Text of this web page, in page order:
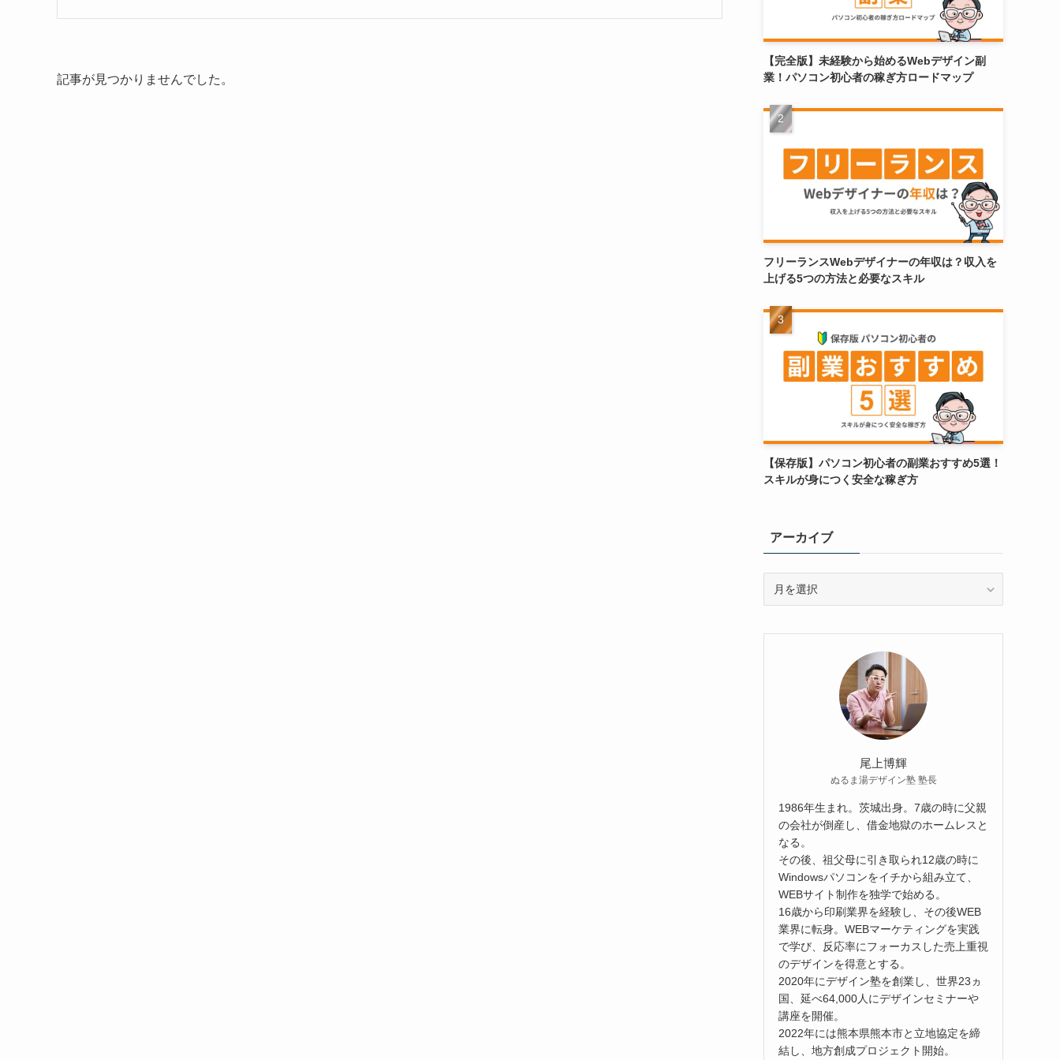
記事が見つかりませんでした。
【完全版】未経験から始めるWebデザイン副
業！パソコン初心者の稼ぎ方ロードマップ
フリーランスWebデザイナーの年収は？収入を
上げる5つの方法と必要なスキル
【保存版】パソコン初心者の副業おすすめ5選！
スキルが身につく安全な稼ぎ方
アーカイブ
イ
尾上博輝
ぬるま湯デザイン塾 塾長
1986年生まれ。茨城出身。7歳の時に父親
の会社が倒産し、借金地獄のホームレスと
なる。
その後、祖父母に引き取られ12歳の時に
Windowsパソコンをイチから組み立て、
WEBサイト制作を独学で始める。
16歳から印刷業界を経験し、その後WEB
業界に転身。WEBマーケティングを実践
で学び、反応率にフォーカスした売上重視
のデザインを得意とする。
2020年にデザイン塾を創業し、世界23ヵ
国、延べ64,000人にデザインセミナーや
講座を開催。
2022年には熊本県熊本市と立地協定を締
結し、地方創成プロジェクト開始。